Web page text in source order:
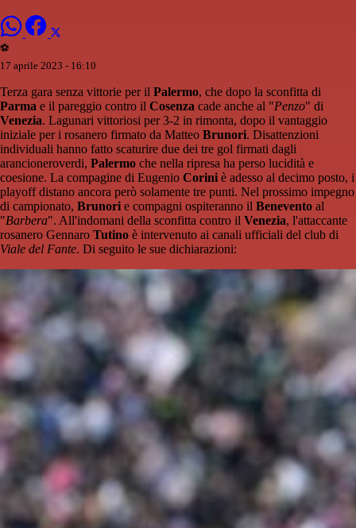
⚽️
17 aprile 2023 - 16:10
Terza gara senza vittorie per il Palermo, che dopo la sconfitta di
Parma e il pareggio contro il Cosenza cade anche al "Penzo" di
Venezia. Lagunari vittoriosi per 3-2 in rimonta, dopo il vantaggio
iniziale per i rosanero firmato da Matteo Brunori. Disattenzioni
individuali hanno fatto scaturire due dei tre gol firmati dagli
arancioneroverdi, Palermo che nella ripresa ha perso lucidità e
coesione. La compagine di Eugenio Corini è adesso al decimo posto, i
playoff distano ancora però solamente tre punti. Nel prossimo impegno
di campionato, Brunori e compagni ospiteranno il Benevento al
"Barbera". All'indomani della sconfitta contro il Venezia, l'attaccante
rosanero Gennaro Tutino è intervenuto ai canali ufficiali del club di
Viale del Fante. Di seguito le sue dichiarazioni: